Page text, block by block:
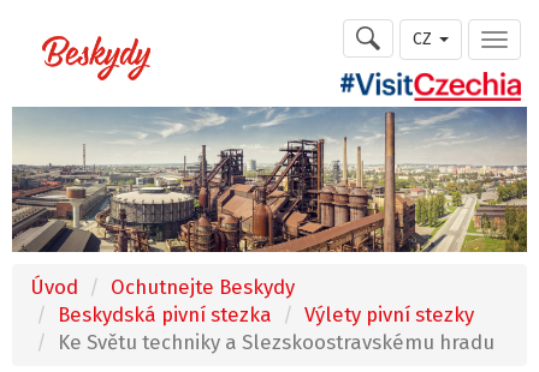
CZ
Úvod
Ochutnejte Beskydy
Beskydská pivní stezka
Výlety pivní stezky
Ke Světu techniky a Slezskoostravskému hradu